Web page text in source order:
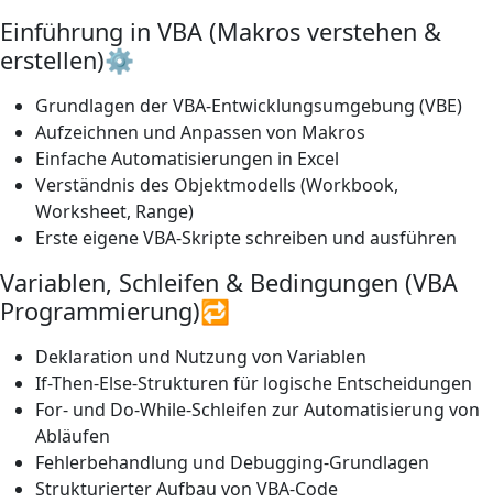
Einführung in VBA (Makros verstehen &
erstellen)⚙️
Grundlagen der VBA-Entwicklungsumgebung (VBE)
Aufzeichnen und Anpassen von Makros
Einfache Automatisierungen in Excel
Verständnis des Objektmodells (Workbook,
Worksheet, Range)
Erste eigene VBA-Skripte schreiben und ausführen
Variablen, Schleifen & Bedingungen (VBA
Programmierung)🔁
Deklaration und Nutzung von Variablen
If-Then-Else-Strukturen für logische Entscheidungen
For- und Do-While-Schleifen zur Automatisierung von
Abläufen
Fehlerbehandlung und Debugging-Grundlagen
Strukturierter Aufbau von VBA-Code